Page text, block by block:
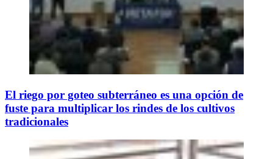
El riego por goteo subterráneo es una opción de
fuste para multiplicar los rindes de los cultivos
tradicionales